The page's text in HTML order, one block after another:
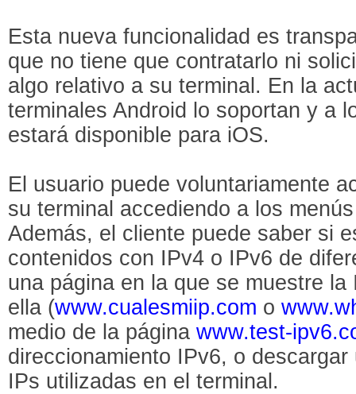
Esta nueva funcionalidad es
que no tiene que contratarlo ni
algo relativo a su terminal. En la
terminales Android lo soportan y a
estará disponible para iOS.
El usuario puede voluntariamente
su terminal accediendo a los
Además, el cliente puede saber si
contenidos con IPv4 o IPv6 de
una página en la que se muestre
ella (www.cualesmiip.com o
medio de la páginawww.test-
direccionamiento IPv6, o
IPs utilizadas en el terminal.